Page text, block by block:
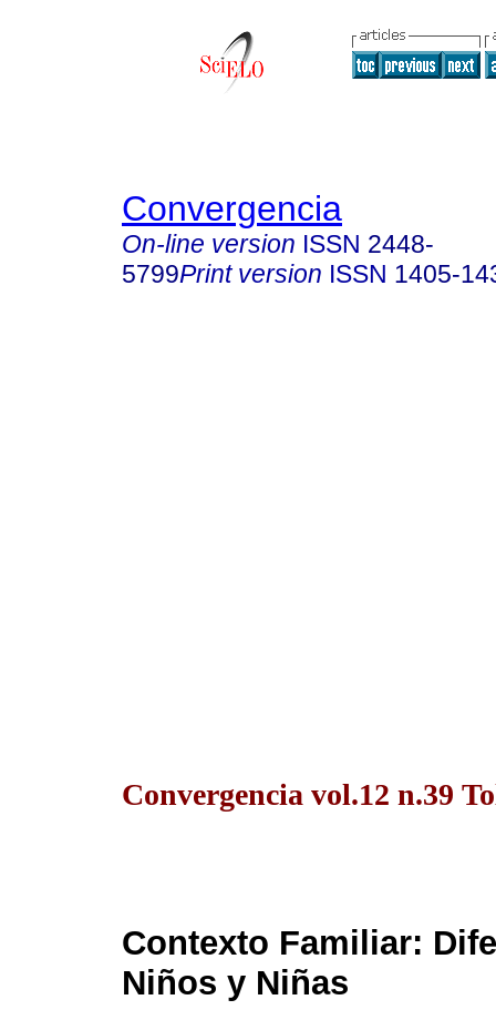
Convergencia
On-line version ISSN 2448-
5799Print version ISSN 1405-
Convergencia vol.12 n.39
Contexto Familiar:
Niños y Niñas